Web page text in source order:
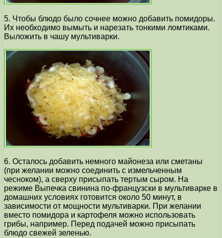
5. Чтобы блюдо было сочнее можно добавить помидоры.
Их необходимо вымыть и нарезать тонкими ломтиками.
Выложить в чашу мультиварки.
6. Осталось добавить немного майонеза или сметаны
(при желании можно соединить с измельченным
чесноком), а сверху присыпать тертым сыром. На
режиме Выпечка свинина по-французски в мультиварке в
домашних условиях готовится около 50 минут, в
зависимости от мощности мультиварки. При желании
вместо помидора и картофеля можно использовать
грибы, например. Перед подачей можно присыпать
блюдо свежей зеленью.